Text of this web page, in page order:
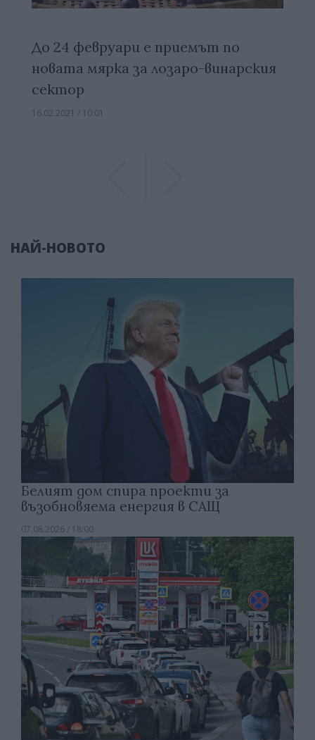
До 24 февруари е приемът по
новата мярка за лозаро-винарския
сектор
16.02.2021 / 10:01
НАЙ-НОВОТО
Белият дом спира проекти за
възобновяема енергия в САЩ
07.08.2026 / 18:00